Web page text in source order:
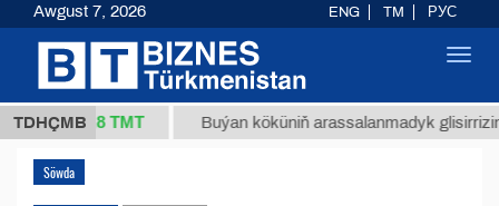
TDHÇMB
1 (kg.) 37,8 ТМТ Buýan köküniň arassalanmadyk
Söwda
Awgust 7, 2026 ENG TM РУС